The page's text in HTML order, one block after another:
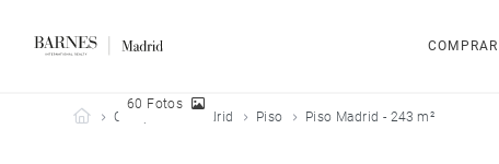
COMPRAR
Barnes Madrid
Comprar Madrid Piso Piso Madrid - 243 m²
60 Fotos